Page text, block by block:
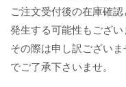
ご注文受付後の在庫確
発生する可能性もござい
その際は申し訳ござい
でご了承下さいませ。